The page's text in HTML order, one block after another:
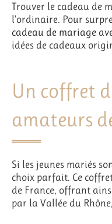
Trouver le cadeau de
l’ordinaire. Pour
cadeau de mariage
idées de cadeaux
Un coffret
amateurs
Si les jeunes mariés
choix parfait. Ce
de France, offrant
par la Vallée du